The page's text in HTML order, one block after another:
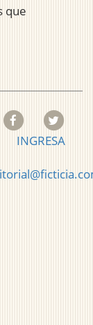
que
INGRESA